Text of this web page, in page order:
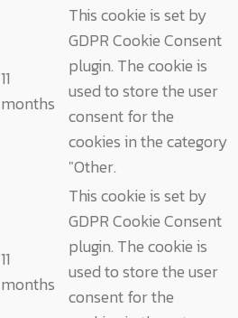
11
months
This cookie is set by
GDPR Cookie Consent
plugin. The cookie is
used to store the user
consent for the
cookies in the category
"Other.
11
months
This cookie is set by
GDPR Cookie Consent
plugin. The cookie is
used to store the user
consent for the